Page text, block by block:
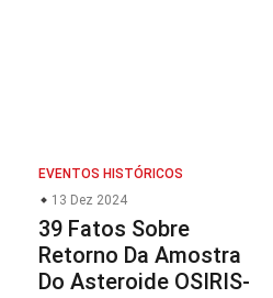
EVENTOS HISTÓRICOS
13 Dez 2024
39 Fatos Sobre
Retorno Da Amostra
Do Asteroide OSIRIS-